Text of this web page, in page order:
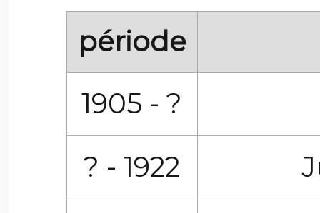
période
1905 - ?
? - 1922